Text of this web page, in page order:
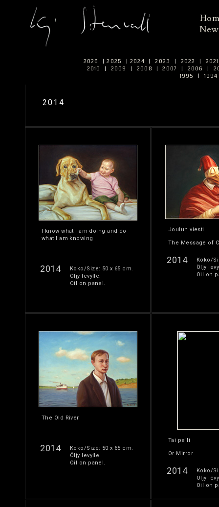
2026 | 2025 | 2024 | 2023 | 2022 |
2010
| 2009 | 2008 | 2007 | 2006 |
1995
|
2014
I know what I am doing and do
what I am knowing
2014
Koko/Size: 50 x 65 cm.
Öljy levylle.
Oil on panel.
Joulun viesti
The Message of
2014
Koko/
Öljy
Oil on
The Old River
2014
Koko/Size: 50 x 65 cm.
Öljy levylle.
Oil on panel.
Tai peili
Or Mirror
2014
Koko/
Öljy
Oil on